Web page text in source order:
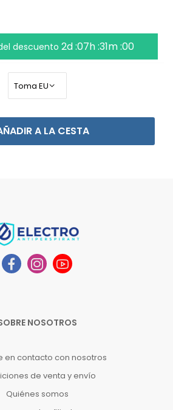
descuento 2d :07h :30m :59
A LA CESTA
NOSOTROS
en contacto con nosotros
de venta y envío
Quiénes somos